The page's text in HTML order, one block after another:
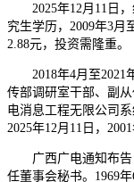
2025年12月11日，
究生学历，2009年3月
2.88元，投资需隆重。
2018年4月至2021
传部调研室干部、副
电消息工程无限公司
2025年12月11日，
广西广电通知布告
任董事会秘书。1969